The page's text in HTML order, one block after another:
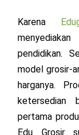
Karena
pendidikan.
model grosir-
harganya.
ketersedian
pertama
Edu Grosir